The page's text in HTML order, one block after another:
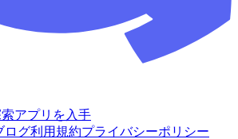
アプリを入手
ログ利用規約プライバシーポリシー